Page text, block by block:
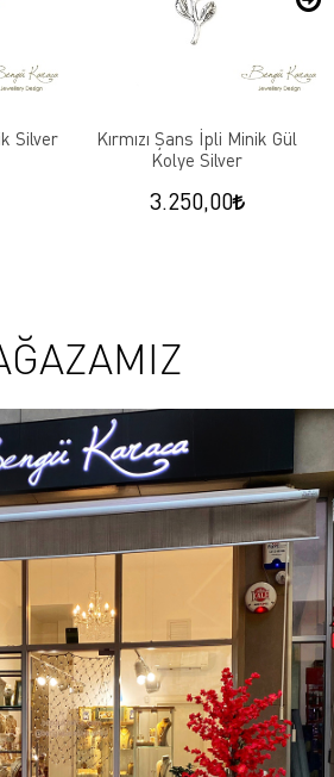
Silver
Kırmızı Şans İpli Minik Gül
Kolye Silver
3.250,00